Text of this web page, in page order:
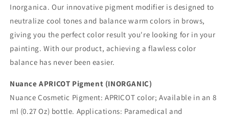
Inorganica. Our innovative pigment modifier is designed to
neutralize cool tones and balance warm colors in brows,
giving you the perfect color result you're looking for in your
painting. With our product, achieving a flawless color
balance has never been easier.
Nuance APRICOT Pigment (INORGANIC)
Nuance Cosmetic Pigment: APRICOT color; Available in an 8
ml (0.27 Oz) bottle. Applications: Paramedical and